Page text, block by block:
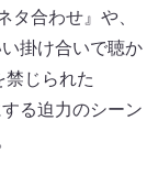
タ合わせ』や、
掛け合いで聴か
禁じられた
る迫力のシーン